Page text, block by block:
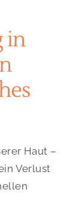
in
Haut –
Verlust